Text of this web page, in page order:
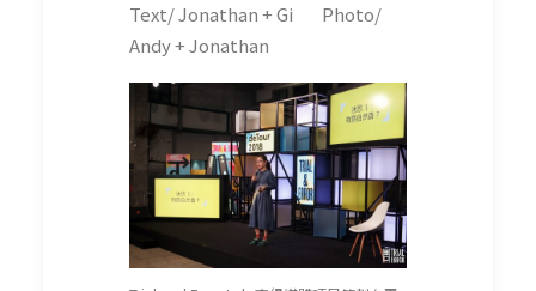
Text/ Jonathan + Gi Photo/
Andy + Jonathan